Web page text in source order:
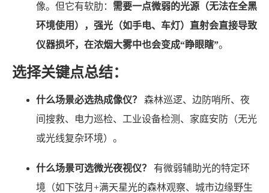
像。但它有软肋： 需要一点微弱的光源（无法在全黑
环境使用），强光（如手电、车灯）直射会直接导致
仪器损坏，在浓烟大雾中也会变成“睁眼瞎”。
选择关键点总结：
什么场景必选热成像仪？
森林巡逻、边防哨所、夜
间搜救、电力巡检、工业设备检测、家庭安防（无光
或光线复杂环境）。
什么场景可选微光夜视仪？
有微弱辅助光的特定环
境（如下弦月+满天星光的森林观察、城市边缘野生